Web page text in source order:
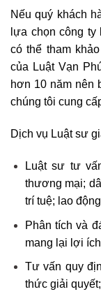
Nếu quý khách
lựa chọn công
có thể tham
của Luật Vạn
hơn 10 năm nên
chúng tôi cung
Dịch vụ Luật sư
Luật sư tư
thương mại;
trí tuệ; lao
Phân tích và
mang lại lợi
Tư vấn quy
thức giải quyết;